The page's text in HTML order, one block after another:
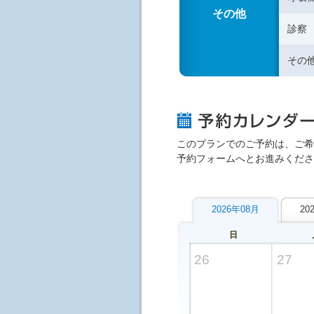
その他
診察
その
このプランでのご予約は、ご
予約フォームへとお進みくだ
2026年08月
日
26 27